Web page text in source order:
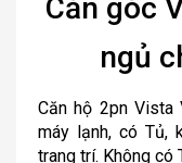
Căn góc
ngủ
Căn hộ 2pn Vista
máy lạnh, có Tủ,
trang trí. Không có